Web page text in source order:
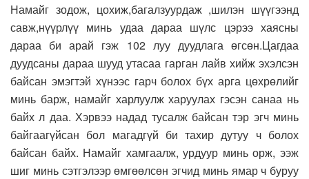
Намайг зодож, цохиж,багалзуурдаж ,шилэн шүүгээнд
савж,нүүрлүү минь удаа дараа шүлс цэрээ хаясны
дараа би арай гэж 102 луу дуудлага өгсөн.Цагдаа
дуудсаны дараа шууд утасаа гарган лайв хийж эхэлсэн
байсан эмэгтэй хүнээс гарч болох бүх арга цөхрөлийг
минь барж, намайг харлуулж харуулах гэсэн санаа нь
байх л даа. Хэрвээ надад тусалж байсан тэр эгч минь
байгаагүйсан бол магадгүй би тахир дутуу ч болох
байсан байх. Намайг хамгаалж, урдуур минь орж, ээж
шиг минь сэтгэлээр өмгөөлсөн эгчид минь ямар ч буруу